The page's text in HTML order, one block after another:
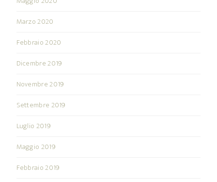
Marzo 2020
Febbraio 2020
Dicembre 2019
Novembre 2019
Settembre 2019
Luglio 2019
Maggio 2019
Febbraio 2019